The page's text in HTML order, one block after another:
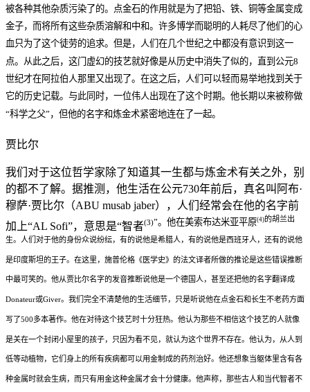
被各种其他杂质污染了的。点金石的作用就是为了把铅、铁、铜等金属变成
金子，而将所有这些杂质溶解和中和。许多博学而聪明的人耗尽了他们的心
血只为了这个徒劳的追求。但是，人们在几个世纪之中都没有意识到这一
点。从此之后，这门虚幻的技艺就好像是从历史中消失了似的，直到公元8
世纪才在阿拉伯人那里又出现了。在这之后，人们可以轻而易举地找到关于
它的历史记载。与此同时，一位伟人出现在了这个时期。他长期以来被称做
“科学之父”，但他的名字和炼金术紧密地连在了一起。
贾比尔
我们对于这位哲学家除了知道其一生都与炼金术有关之外，别
的都不了解。据推测，他生活在公元730年前后，真名叫阿布·
穆萨·贾比尔（ABU musab jaber），人们经常会在他的名字前
加上“AL Sofi”，意思是“智者(3)”。他在美索布达米亚平原(4)的胡兰出
生。人们对于他的身份众说纷纭，有的说他是希腊人，有的说他是西班牙人，还有的说他
是印度斯坦的王子。在这里，施普伦格《医学史》的法文译者所做的推论是这些错误推断
中最可笑的。他从贾比尔名字的发音推断说他是一个德国人，甚至还把他的名字翻译成
Donateur或Giver。我们完全不清楚他的生活细节，只是听说他在点金石和长生不老药方面
写了500多本著作。他在对待这个技艺时十分狂热。他认为那些不相信这个技艺的人就像
是关在一个封闭小屋里的孩子，只因为看不见，就认为这个世界不存在。他认为，从人到
低等动植物，它们身上的所有疾病都可以用金制成的药剂治好。他还想象当躯体里含有各
种金属时就会生病，而只有用金这种金属才会十分健康。他声称，那些古人和当代智者不